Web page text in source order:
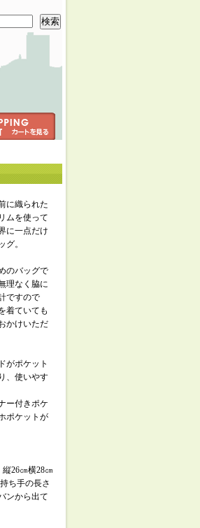
検索
に織られた
ムを使って
に一点だけ
グ。
のバッグで
理なく脇に
ですので
着ていても
かけいただ
がポケット
、使いやす
ー付きポケ
ポケットが
26㎝横28㎝
手の長さ
ンから出て